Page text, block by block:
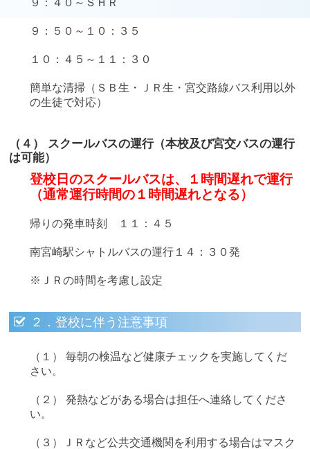
９：４０～ＳＨＲ
９：５０～１０：３５
１０：４５～１１：３０
簡単な清掃（ＳＢ生・ＪＲ生・宮交路線バス利用以外
の生徒で対応）
（４） スクールバスの運行（本校及び宮交バスの運行
は可能）
登校日のスクールバスは、１時間遅れで運行
（通常運行時間の１時間遅れとなる）
帰りの発車時刻 １１：４５
南宮崎駅シャトルバスの運行１４：３０発
※ＪＲの時間を考慮し設定
２．登校に伴う注意事項
（１） 毎朝の検温など健康チェックを実施してくだ
さい。
（２） 発熱などがある場合は担任へ連絡してくださ
い。
（３）ＪＲなど公共交通機関を利用する場合はマスク